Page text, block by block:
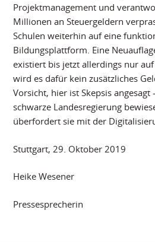
Projektmanagement und
Millionen an Steuergeldern
Schulen weiterhin auf eine
Bildungsplattform. Eine
existiert bis jetzt allerdings nur
wird es dafür kein zusätzliches
Vorsicht, hier ist Skepsis
schwarze Landesregierung
überfordert sie mit der
Stuttgart, 29. Oktober 2019
Heike Wesener
Pressesprecherin